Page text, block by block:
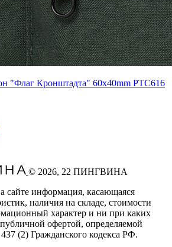
"Флаг Кронштадта" 60x40mm PTC616
© 2026, 22 ПИНГВИНА
сайте информация, касающаяся
наличия на складе, стоимости
характер и ни при каких
офертой, определяемой
(2) Гражданского кодекса РФ.